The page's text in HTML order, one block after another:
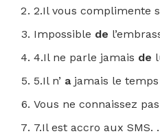
2.Il vous complimente
Impossible de
4.Il ne parle jamais de
5.Il n’ a jamais le temps
Vous ne connaissez
7.Il est accro aux SMS.